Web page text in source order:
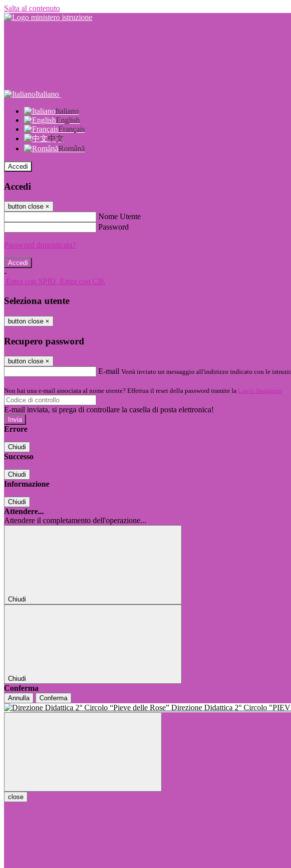
Salta al contenuto
Italiano
Italiano
English
Français
中文
Română
Accedi
Accedi
button close ×
Nome Utente
Password
Password dimenticata?
-
Entra con SPID Entra con CIE
Seleziona utente
button close ×
Recupero password
button close ×
E-mail Verrà inviato un messaggio all'indirizzo indicato con le
Non hai una e-mail associata al nome utente? Effettua il reset della password tramite la Login Spaggiari
E-mail inviata, si prega di controllare la casella di posta elettronica!
Errore
Chiudi
Successo
Chiudi
Informazione
Chiudi
Attendere...
Attendere il completamento dell'operazione...
Chiudi
Chiudi
Conferma
Annulla Conferma
Direzione Didattica 2° Circolo
close